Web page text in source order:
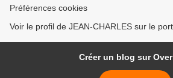
Préférences cookies
Voir le profil de JEAN-CHARLES sur le
Créer un blog sur